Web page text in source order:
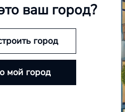
— БОЛЬШЕ СКИДКА
линзы Airway и увеличивайте
— от 5% до 15%
ваш город?
настроить город
мой город